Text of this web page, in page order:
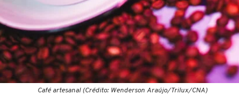
Café artesanal (Crédito: Wenderson Araújo/Trilux/CNA)